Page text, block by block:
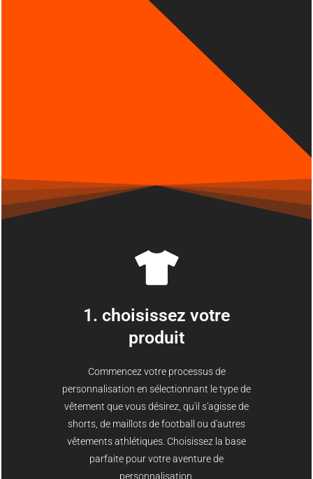
1. choisissez votre
produit
Commencez votre processus de
personnalisation en sélectionnant le type de
vêtement que vous désirez, qu'il s'agisse de
shorts, de maillots de football ou d'autres
vêtements athlétiques. Choisissez la base
parfaite pour votre aventure de
personnalisation.